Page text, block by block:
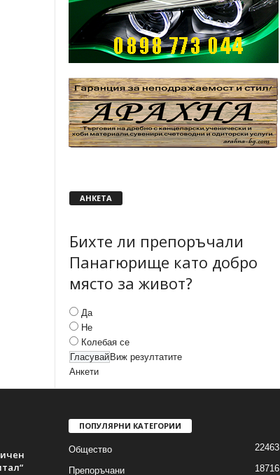
АНКЕТА
Бихте ли препоръчали
Панагюрище като добро
място за живот?
Да
Не
Колебая се
Виж резултатите
Анкети
ПОПУЛЯРНИ КАТЕГОРИИ
Общество 22463
Препоръчани 18716